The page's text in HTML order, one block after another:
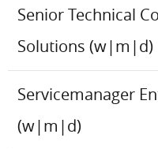
Senior Technical
Solutions (w|m|d)
Servicemanager
(w|m|d)